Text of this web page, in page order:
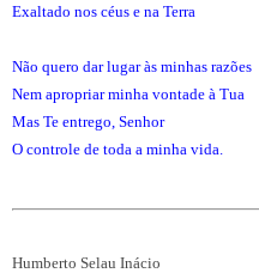
Exaltado nos céus e na Terra
Não quero dar lugar às minhas razões
Nem apropriar minha vontade à Tua
Mas Te entrego, Senhor
O controle de toda a minha vida.
Humberto Selau Inácio